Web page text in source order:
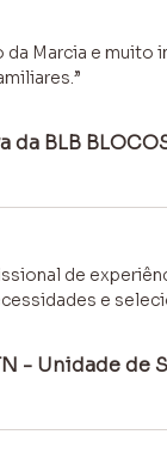
Marcia e muito
BLB
de
e
- Unidade